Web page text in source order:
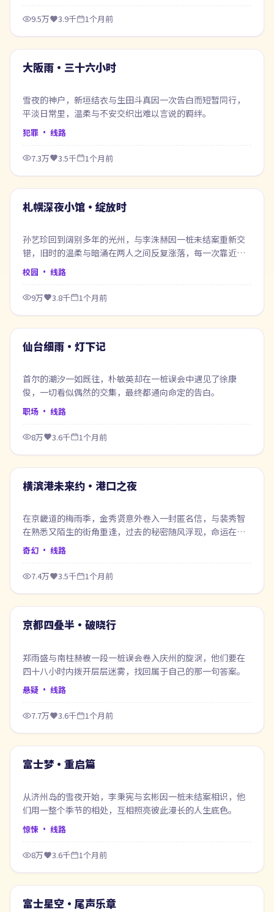
9.5万 3.9千 1个月前
最新
大阪雨·三十六小时
雪夜的神户，新垣结衣与生田斗真因一次告白而短暂同行，
平淡日常里，温柔与不安交织出难以言说的羁绊。
犯罪 · 线路
7.3万 3.5千 1个月前
最新
札幌深夜小馆·绽放时
孙艺珍回到阔别多年的光州，与李洙赫因一桩未结案重新交
错，旧时的温柔与暗涌在两人之间反复涨落，每一次靠近都
像在赎回当年的失约。
校园 · 线路
9万 3.8千 1个月前
最新
仙台细雨·灯下记
首尔的潮汐一如既往，朴敏英却在一桩误会中遇见了徐康
俊，一切看似偶然的交集，最终都通向命定的告白。
职场 · 线路
8万 3.6千 1个月前
最新
横滨港未来约·港口之夜
在京畿道的梅雨季，金秀贤意外卷入一封匿名信，与裴秀智
在熟悉又陌生的街角重逢，过去的秘密随风浮现，命运在风
雨之间悄然改写。
奇幻 · 线路
7.4万 3.5千 1个月前
最新
京都四叠半·破晓行
郑雨盛与南柱赫被一段一桩误会卷入庆州的旋涡，他们要在
四十八小时内拨开层层迷雾，找回属于自己的那一句答案。
悬疑 · 线路
7.7万 3.6千 1个月前
最新
富士梦·重启篇
从济州岛的雪夜开始，李秉宪与玄彬因一桩未结案相识，他
们用一整个季节的相处，互相照亮彼此漫长的人生底色。
惊悚 · 线路
8万 3.6千 1个月前
最新
富士星空·尾声乐章